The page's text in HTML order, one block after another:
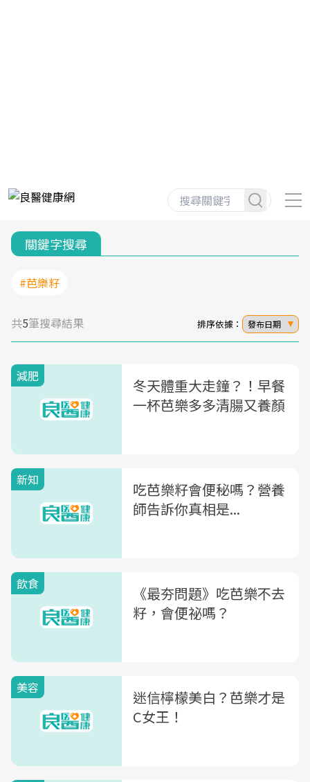
關鍵字搜尋
#芭樂籽
共5筆搜尋結果 排序依據： 發布日期
減肥
冬天體重大走鐘？！早餐
一杯芭樂多多清腸又養顏
新知
吃芭樂籽會便秘嗎？營養
師告訴你真相是...
飲食
《最夯問題》吃芭樂不去
籽，會便祕嗎？
美容
迷信檸檬美白？芭樂才是
C女王！